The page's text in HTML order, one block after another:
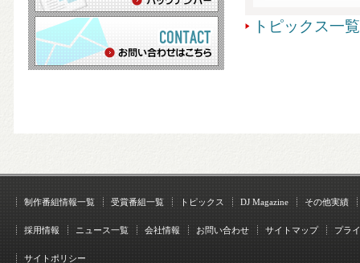
トピックス一
制作番組情報一覧 受賞番組一覧 トピックス DJ Magazine その他実績
採用情報 ニュース一覧 会社情報 お問い合わせ サイトマップ プラ
サイトポリシー